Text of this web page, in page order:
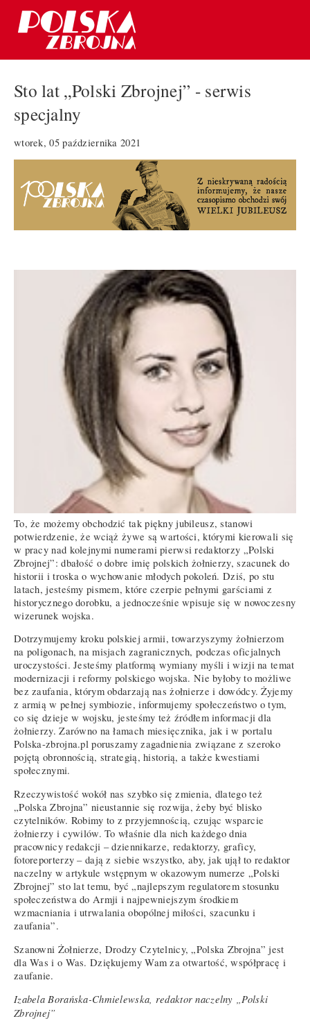
Sto lat „Polski Zbrojnej” - serwis
specjalny
wtorek, 05 października 2021
To, że możemy obchodzić tak piękny jubileusz, stanowi
potwierdzenie, że wciąż żywe są wartości, którymi kierowali się
w pracy nad kolejnymi numerami pierwsi redaktorzy „Polski
Zbrojnej”: dbałość o dobre imię polskich żołnierzy, szacunek do
historii i troska o wychowanie młodych pokoleń. Dziś, po stu
latach, jesteśmy pismem, które czerpie pełnymi garściami z
historycznego dorobku, a jednocześnie wpisuje się w nowoczesny
wizerunek wojska.
Dotrzymujemy kroku polskiej armii, towarzyszymy żołnierzom
na poligonach, na misjach zagranicznych, podczas oficjalnych
uroczystości. Jesteśmy platformą wymiany myśli i wizji na temat
modernizacji i reformy polskiego wojska. Nie byłoby to możliwe
bez zaufania, którym obdarzają nas żołnierze i dowódcy. Żyjemy
z armią w pełnej symbiozie, informujemy społeczeństwo o tym,
co się dzieje w wojsku, jesteśmy też źródłem informacji dla
żołnierzy. Zarówno na łamach miesięcznika, jak i w portalu
Polska-zbrojna.pl poruszamy zagadnienia związane z szeroko
pojętą obronnością, strategią, historią, a także kwestiami
społecznymi.
Rzeczywistość wokół nas szybko się zmienia, dlatego też
„Polska Zbrojna” nieustannie się rozwija, żeby być blisko
czytelników. Robimy to z przyjemnością, czując wsparcie
żołnierzy i cywilów. To właśnie dla nich każdego dnia
pracownicy redakcji – dziennikarze, redaktorzy, graficy,
fotoreporterzy – dają z siebie wszystko, aby, jak ujął to redaktor
naczelny w artykule wstępnym w okazowym numerze „Polski
Zbrojnej” sto lat temu, być „najlepszym regulatorem stosunku
społeczeństwa do Armji i najpewniejszym środkiem
wzmacniania i utrwalania obopólnej miłości, szacunku i
zaufania”.
Szanowni Żołnierze, Drodzy Czytelnicy, „Polska Zbrojna” jest
dla Was i o Was. Dziękujemy Wam za otwartość, współpracę i
zaufanie.
Izabela Borańska-Chmielewska, redaktor naczelny „Polski
Zbrojnej”